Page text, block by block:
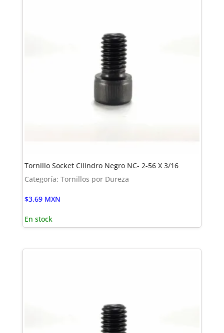
Tornillo Socket Cilindro Negro NC- 2-56 X 3/16
Categoría: Tornillos por Dureza
$3.69 MXN
En stock